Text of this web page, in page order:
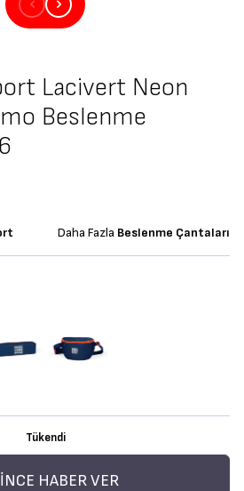
Lacivert Neon
Beslenme
Daha Fazla Beslenme Çantaları
Tükendi
HABER VER